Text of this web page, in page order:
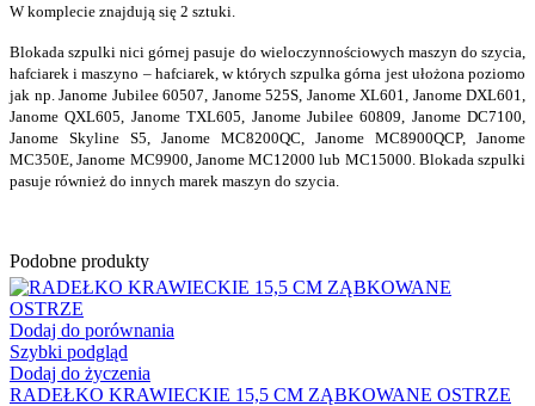
W komplecie znajdują się 2 sztuki.
Blokada szpulki nici górnej pasuje do wieloczynnościowych maszyn do szycia,
hafciarek i maszyno – hafciarek, w których szpulka górna jest ułożona poziomo
jak np. Janome Jubilee 60507, Janome 525S, Janome XL601, Janome DXL601,
Janome QXL605, Janome TXL605, Janome Jubilee 60809, Janome DC7100,
Janome Skyline S5, Janome MC8200QC, Janome MC8900QCP, Janome
MC350E, Janome MC9900, Janome MC12000 lub MC15000. Blokada szpulki
pasuje również do innych marek maszyn do szycia.
Podobne produkty
Dodaj do porównania
Szybki podgląd
Dodaj do życzenia
RADEŁKO KRAWIECKIE 15,5 CM ZĄBKOWANE OSTRZE